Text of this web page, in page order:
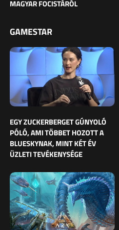
MAGYAR FOCISTÁRÓL
GAMESTAR
EGY ZUCKERBERGET GÚNYOLÓ
PÓLÓ, AMI TÖBBET HOZOTT A
BLUESKYNAK, MINT KÉT ÉV
ÜZLETI TEVÉKENYSÉGE